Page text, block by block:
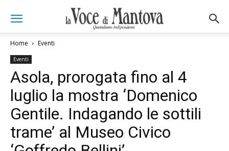
Home Eventi
Eventi
Asola, prorogata fino al 4
luglio la mostra ‘Domenico
Gentile. Indagando le sottili
trame’ al Museo Civico